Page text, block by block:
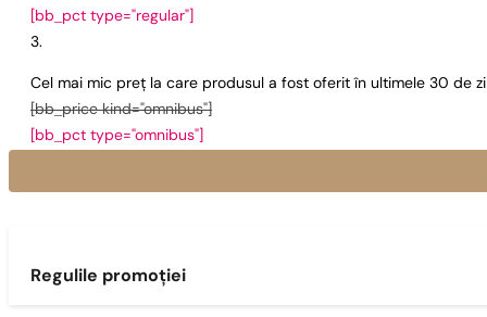
[bb_pct type="regular"]
Cel mai mic preț la care produsul a fost oferit în ultimele 30 de
[bb_price kind="omnibus"]
[bb_pct type="omnibus"]
Regulile promoției